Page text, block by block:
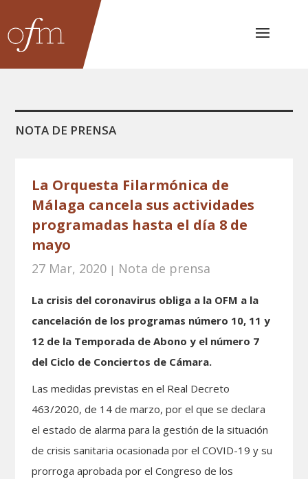
NOTA DE PRENSA
La Orquesta Filarmónica de
Málaga cancela sus actividades
programadas hasta el día 8 de
mayo
27 Mar, 2020 | Nota de prensa
La crisis del coronavirus obliga a la OFM a la
cancelación de los programas número 10, 11 y
12 de la Temporada de Abono y el número 7
del Ciclo de Conciertos de Cámara.
Las medidas previstas en el Real Decreto
463/2020, de 14 de marzo, por el que se declara
el estado de alarma para la gestión de la situación
de crisis sanitaria ocasionada por el COVID-19 y su
prorroga aprobada por el Congreso de los